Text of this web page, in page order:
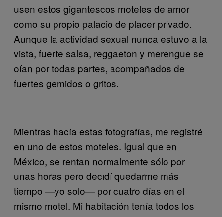
usen estos gigantescos moteles de amor
como su propio palacio de placer privado.
Aunque la actividad sexual nunca estuvo a la
vista, fuerte salsa, reggaeton y merengue se
oían por todas partes, acompañados de
fuertes gemidos o gritos.
Mientras hacía estas fotografías, me registré
en uno de estos moteles. Igual que en
México, se rentan normalmente sólo por
unas horas pero decidí quedarme más
tiempo —yo solo— porcuatro días en el
mismo motel. Mi habitación tenía todos los